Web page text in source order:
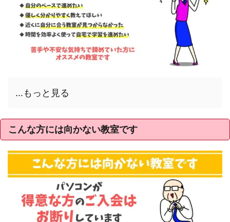
...もっと見る
こんな方には向かない教室です